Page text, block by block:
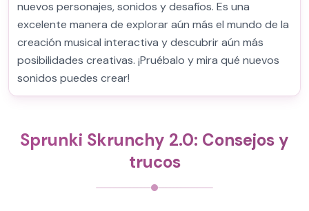
nuevos personajes, sonidos y desafíos. Es una
excelente manera de explorar aún más el mundo de la
creación musical interactiva y descubrir aún más
posibilidades creativas. ¡Pruébalo y mira qué nuevos
sonidos puedes crear!
Sprunki Skrunchy 2.0: Consejos y
trucos